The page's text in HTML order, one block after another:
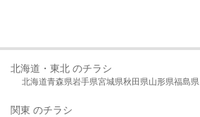
北海道・東北 のチラシ
北海道青森県岩手県宮城県秋田県山形県福島県
関東 のチラシ